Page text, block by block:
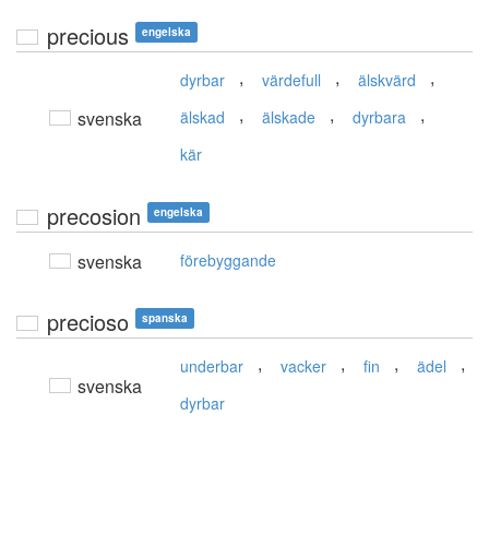
precious engelska
svenska
dyrbar , värdefull , älskvärd ,
älskad , älskade , dyrbara ,
kär
precosion engelska
svenska förebyggande
precioso spanska
svenska
underbar , vacker , fin , ädel ,
dyrbar